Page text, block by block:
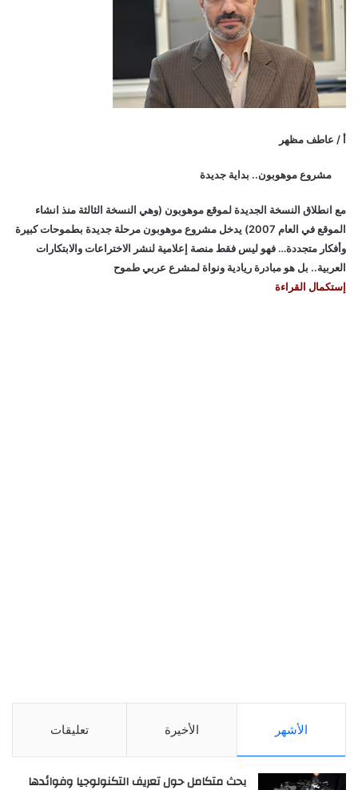
أ / عاطف مظهر
مشروع موهوبون.. بداية جديدة
مع انطلاق النسخة الجديدة لموقع موهوبون (وهي النسخة الثالثة منذ انشاء
الموقع في العام 2007) يدخل مشروع موهوبون مرحلة جديدة بطموحات كبيرة
وأفكار متجددة… فهو ليس فقط منصة إعلامية لنشر الاختراعات والابتكارات
العربية.. بل هو مبادرة ريادية ونواة لمشرع عربي طموح
إستكمال القراءة
الأشهر الأخيرة تعليقات
بحث متكامل حول تعريف التكنولوجيا وفوائدها